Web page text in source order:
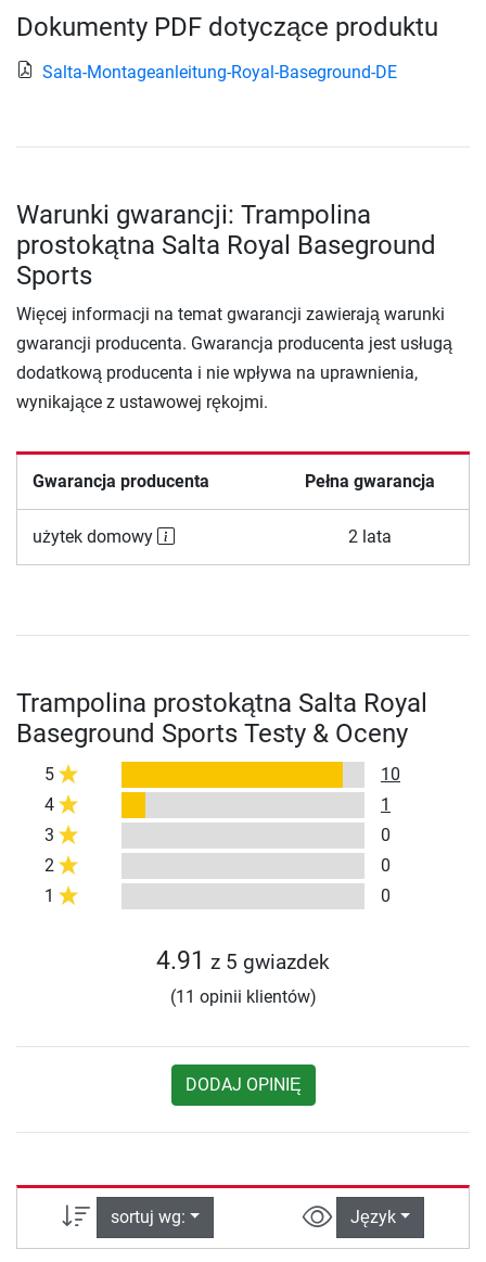
Dokumenty PDF dotyczące produktu
Salta-Montageanleitung-Royal-Baseground-DE
Warunki gwarancji: Trampolina
prostokątna Salta Royal Baseground
Sports
Więcej informacji na temat gwarancji zawierają warunki
gwarancji producenta. Gwarancja producenta jest usługą
dodatkową producenta i nie wpływa na uprawnienia,
wynikające z ustawowej rękojmi.
Gwarancja producenta Pełna gwarancja
użytek domowy 2 lata
Trampolina prostokątna Salta Royal
Baseground Sports Testy & Oceny
5
10
4
1
3
0
2
0
1
0
4.91 z 5 gwiazdek
(11 opinii klientów)
DODAJ OPINIĘ
sortuj wg: Język